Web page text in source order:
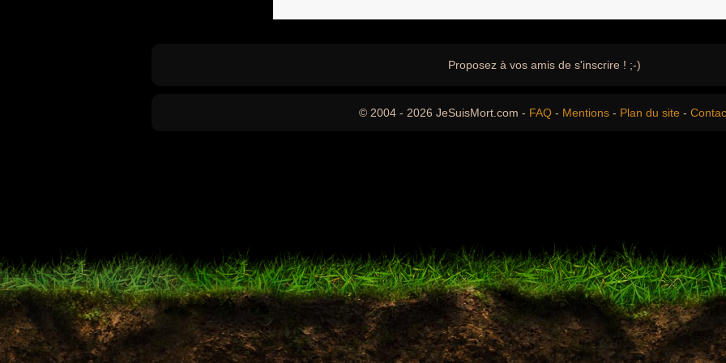
Proposez à vos amis de s'inscrire ! ;-)
© 2004 - 2026 JeSuisMort.com - FAQ - Mentions - Plan du site -